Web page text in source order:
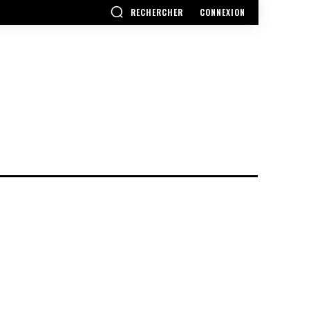
RECHERCHER CONNEXION